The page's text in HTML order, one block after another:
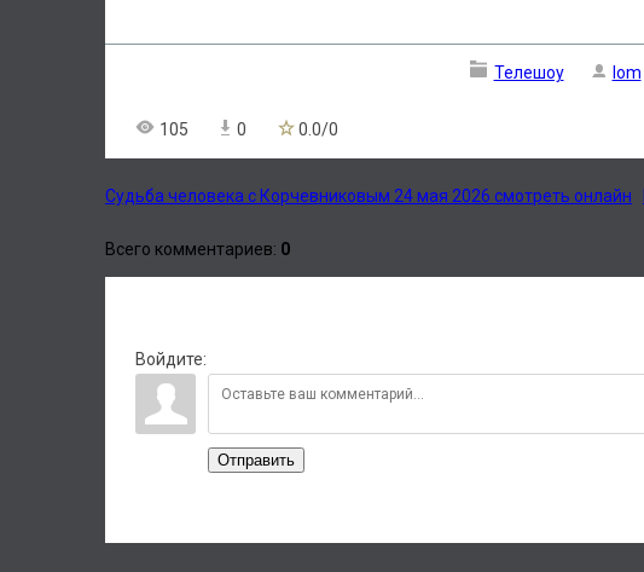
Телешоу lom
105 0 0.0/0
Судьба человека с Корчевниковым 24 мая 2026 смотреть онлайн
Всего комментариев: 0
Войдите:
Отправить